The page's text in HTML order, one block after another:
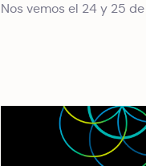
Nos vemos el 24 y 25